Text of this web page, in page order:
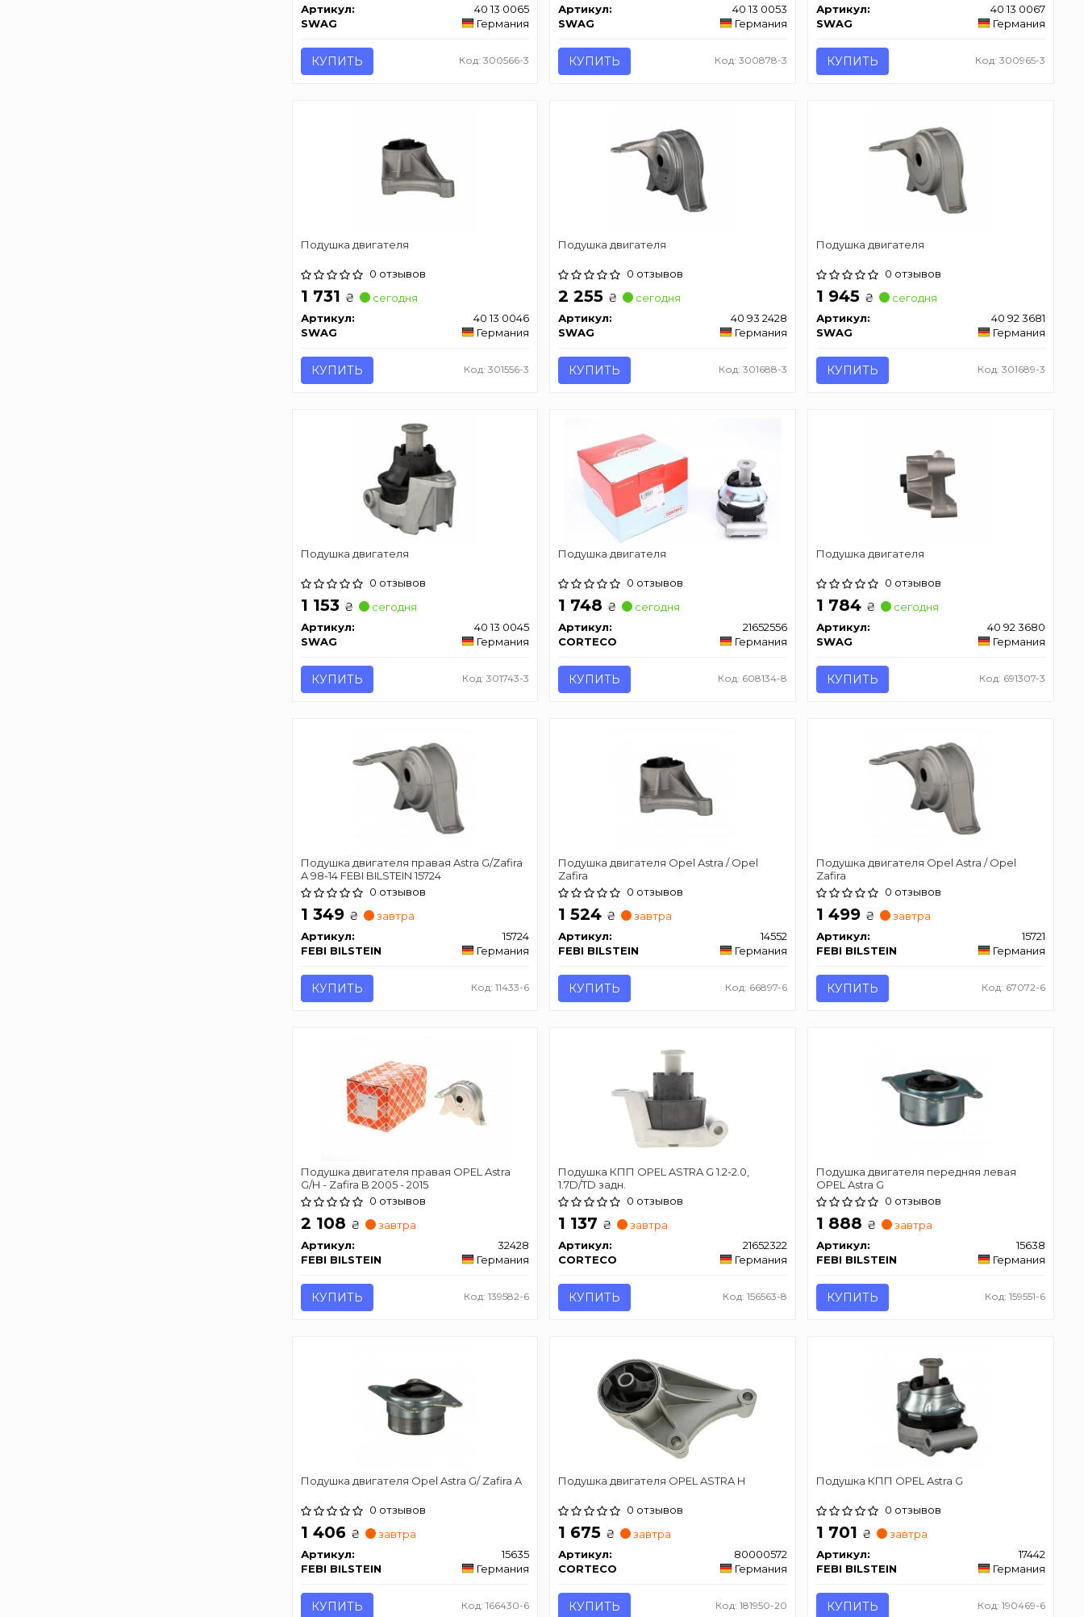
Артикул:
40 13 0065
SWAG
Германия
КУПИТЬ Код: 300566-3
Артикул:
40 13 0053
SWAG
Германия
КУПИТЬ Код: 300878-3
Артикул:
40 13 0067
SWAG
Германия
КУПИТЬ Код: 300965-3
Подушкa двигателя
0 отзывов
1 731 ₴
сегодня
Артикул:
40 13 0046
SWAG
Германия
КУПИТЬ Код: 301556-3
Подушкa двигателя
0 отзывов
2 255 ₴
сегодня
Артикул:
40 93 2428
SWAG
Германия
КУПИТЬ Код: 301688-3
Подушкa двигателя
0 отзывов
1 945 ₴
сегодня
Артикул:
40 92 3681
SWAG
Германия
КУПИТЬ Код: 301689-3
Подушкa двигателя
0 отзывов
1 153 ₴
сегодня
Артикул:
40 13 0045
SWAG
Германия
КУПИТЬ Код: 301743-3
Подушка двигателя
0 отзывов
1 748 ₴
сегодня
Артикул:
21652556
CORTECO
Германия
КУПИТЬ Код: 608134-8
Подушкa двигателя
0 отзывов
1 784 ₴
сегодня
Артикул:
40 92 3680
SWAG
Германия
КУПИТЬ Код: 691307-3
Подушка двигателя правая Astra G/Zafira
A 98-14 FEBI BILSTEIN 15724
0 отзывов
1 349 ₴
завтра
Артикул:
15724
FEBI BILSTEIN
Германия
КУПИТЬ Код: 11433-6
Подушка двигателя Opel Astra / Opel
Zafira
0 отзывов
1 524 ₴
завтра
Артикул:
14552
FEBI BILSTEIN
Германия
КУПИТЬ Код: 66897-6
Подушка двигателя Opel Astra / Opel
Zafira
0 отзывов
1 499 ₴
завтра
Артикул:
15721
FEBI BILSTEIN
Германия
КУПИТЬ Код: 67072-6
Подушка двигателя правая OPEL Astra
G/H - Zafira B 2005 - 2015
0 отзывов
2 108 ₴
завтра
Артикул:
32428
FEBI BILSTEIN
Германия
КУПИТЬ Код: 139582-6
Подушка КПП OPEL ASTRA G 1.2-2.0,
1.7D/TD задн.
0 отзывов
1 137 ₴
завтра
Артикул:
21652322
CORTECO
Германия
КУПИТЬ Код: 156563-8
Подушка двигателя передняя левая
OPEL Astra G
0 отзывов
1 888 ₴
завтра
Артикул:
15638
FEBI BILSTEIN
Германия
КУПИТЬ Код: 159551-6
Подушкa двигателя Opel Astra G/ Zafira A
0 отзывов
1 406 ₴
завтра
Артикул:
15635
FEBI BILSTEIN
Германия
КУПИТЬ Код: 166430-6
Подушка двигателя OPEL ASTRA H
0 отзывов
1 675 ₴
завтра
Артикул:
80000572
CORTECO
Германия
КУПИТЬ Код: 181950-20
Подушка КПП OPEL Astra G
0 отзывов
1 701 ₴
завтра
Артикул:
17442
FEBI BILSTEIN
Германия
КУПИТЬ Код: 190469-6